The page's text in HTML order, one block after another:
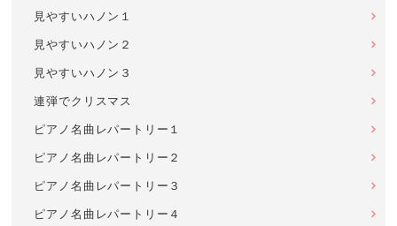
見やすいハノン１
見やすいハノン２
見やすいハノン３
連弾でクリスマス
ピアノ名曲レパートリー１
ピアノ名曲レパートリー２
ピアノ名曲レパートリー３
ピアノ名曲レパートリー４